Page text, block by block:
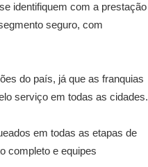
identifiquem com a prestação
seguro, com
do país, já que as franquias
serviço em todas as cidades.
em todas as etapas de
completo e equipes